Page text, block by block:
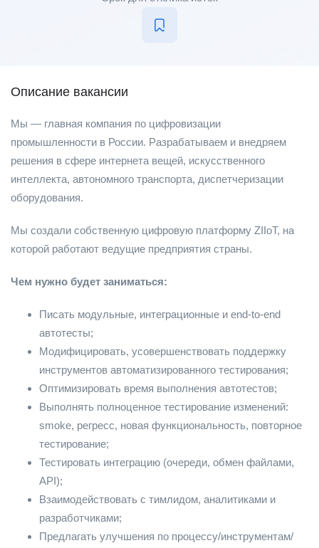
Описание вакансии
Мы — главная компания по цифровизации
промышленности в России. Разрабатываем и внедряем
решения в сфере интернета вещей, искусственного
интеллекта, автономного транспорта, диспетчеризации
оборудования.
Мы создали собственную цифровую платформу ZIIoT, на
которой работают ведущие предприятия страны.
Чем нужно будет заниматься:
Писать модульные, интеграционные и end-to-end
автотесты;
Модифицировать, усовершенствовать поддержку
инструментов автоматизированного тестирования;
Оптимизировать время выполнения автотестов;
Выполнять полноценное тестирование изменений:
smoke, регресс, новая функциональность, повторное
тестирование;
Тестировать интеграцию (очереди, обмен файлами,
API);
Взаимодействовать с тимлидом, аналитиками и
разработчиками;
Предлагать улучшения по процессу/инструментам/